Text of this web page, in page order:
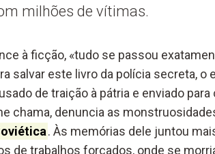
milhões de vítimas.
à ficção, «tudo se passou
salvar este livro da polícia secreta, o
de traição à pátria e enviado
chama, denuncia as
. Às memórias dele juntou
de trabalhos forçados, onde se